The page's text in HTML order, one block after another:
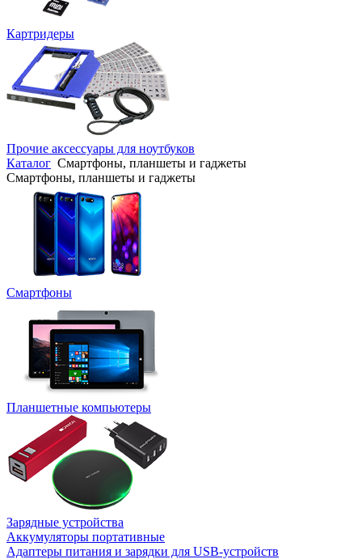
Картридеры
Прочие аксессуары для ноутбуков
Каталог Смартфоны, планшеты и гаджеты
Смартфоны, планшеты и гаджеты
Смартфоны
Планшетные компьютеры
Зарядные устройства
Аккумуляторы портативные
Адаптеры питания и зарядки для USB-устройств